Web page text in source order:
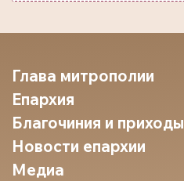
Глава митрополии
Епархия
Благочиния и приходы
Новости епархии
Медиа